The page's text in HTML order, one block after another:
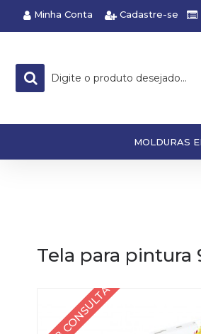
Minha Conta Cadastre-se
MOLDURAS
Tela para pintura
SOB CONSULTA